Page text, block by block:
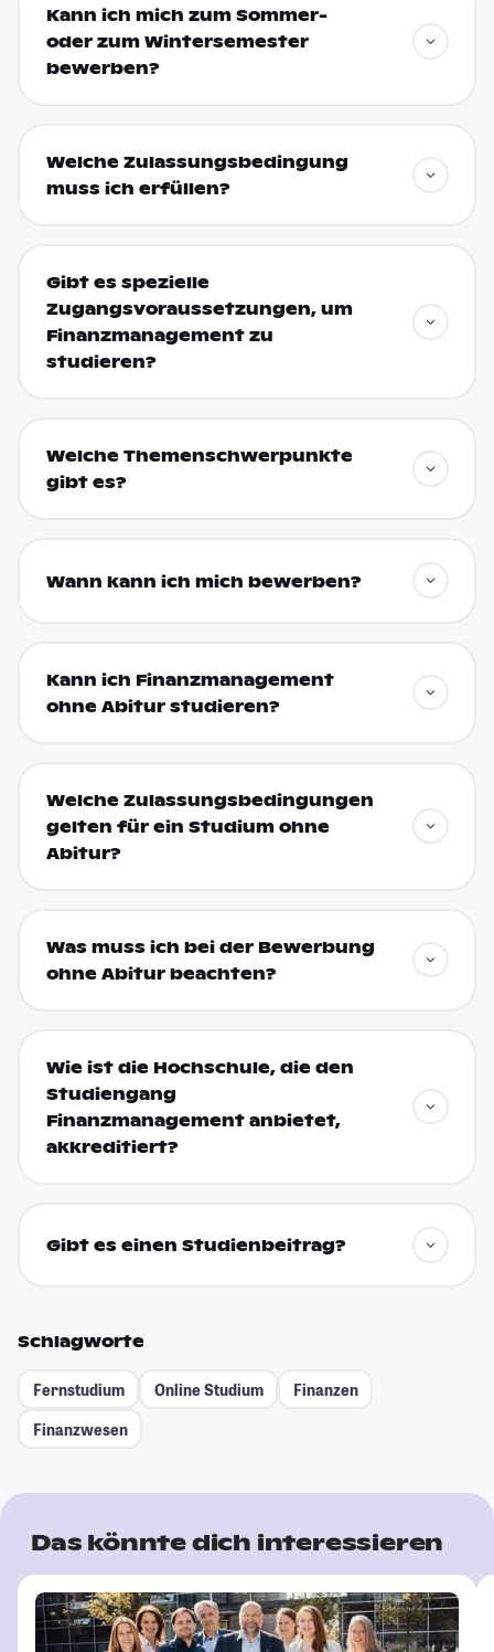
Kann ich mich zum Sommer-
oder zum Wintersemester
bewerben?
Welche Zulassungsbedingung
muss ich erfüllen?
Gibt es spezielle
Zugangsvoraussetzungen, um
Finanzmanagement zu
studieren?
Welche Themenschwerpunkte
gibt es?
Wann kann ich mich bewerben?
Kann ich Finanzmanagement
ohne Abitur studieren?
Welche Zulassungsbedingungen
gelten für ein Studium ohne
Abitur?
Was muss ich bei der Bewerbung
ohne Abitur beachten?
Wie ist die Hochschule, die den
Studiengang
Finanzmanagement anbietet,
akkreditiert?
Gibt es einen Studienbeitrag?
Schlagworte
Fernstudium Online Studium
Finanzen
Finanzwesen
Das könnte dich interessieren